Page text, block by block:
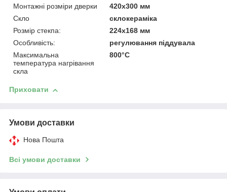
Монтажні розміри дверки
420х300 мм
Скло
склокераміка
Розмір стекпа:
224х168 мм
Особливість:
регулювання піддувала
Максимальна
температура нагрівання
скла
800°C
Приховати
Умови доставки
Нова Пошта
Всі умови доставки